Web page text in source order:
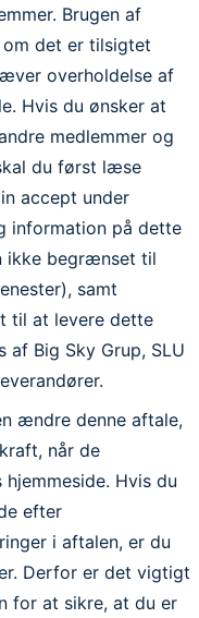
Brugen af
om det er tilsigtet
overholdelse af
Hvis du ønsker at
medlemmer og
du først læse
accept under
information på dette
ikke begrænset til
samt
til at levere dette
af Big Sky Grup, SLU
ændre denne aftale,
når de
Hvis du
efter
i aftalen, er du
Derfor er det vigtigt
for at sikre, at du er